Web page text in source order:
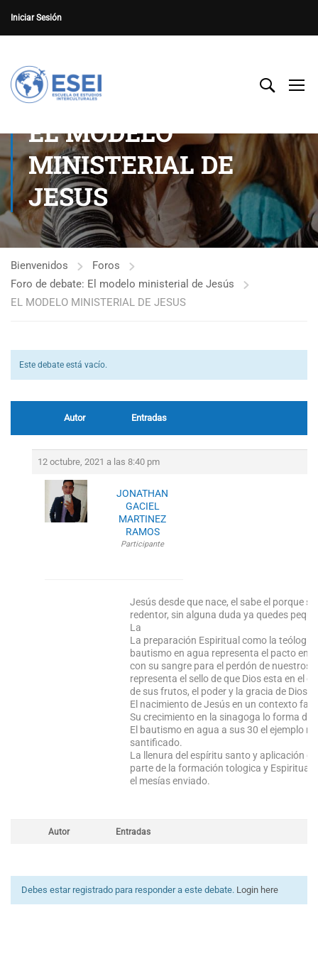
Iniciar Sesión
EL MODELO
MINISTERIAL DE
JESUS
Bienvenidos
Foros
Foro de debate: El modelo ministerial de Jesús
EL MODELO MINISTERIAL DE JESUS
Este debate está vacío.
Autor Entradas
12 octubre, 2021 a las 8:40 pm
JONATHAN
GACIEL
MARTINEZ
RAMOS
Participante
Jesús desde que nace, el sabe el porque
redentor, sin alguna duda ya quedes
La
La preparación Espiritual como la
bautismo en agua representa el pacto en
con su sangre para el perdón de nuestros
representa el sello de que Dios esta en el
de sus frutos, el poder y la gracia de Dios
El nacimiento de Jesús en un contexto
Su crecimiento en la sinagoga lo forma
El bautismo en agua a sus 30 el ejemplo
santificado.
La llenura del espíritu santo y aplicación
parte de la formación tologica y Espiritual
el mesías enviado.
Autor Entradas
Debes estar registrado para responder a este debate. Login here